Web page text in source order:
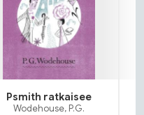
Psmith ratkaisee
Wodehouse, P.G.